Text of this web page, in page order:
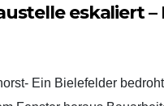
eskaliert
Ein Bielefelder